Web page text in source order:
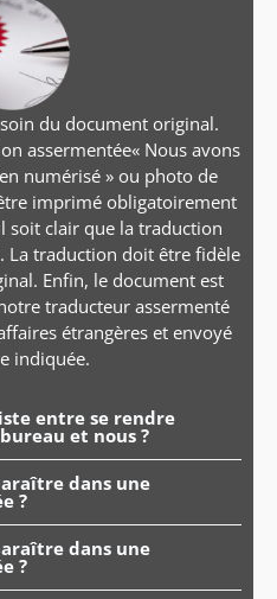
du document original.
assermentée« Nous avons
numérisé » ou photo de
imprimé obligatoirement
soit clair que la traduction
La traduction doit être fidèle
Enfin, le document est
traducteur assermenté
étrangères et envoyé
indiquée.
entre se rendre
et nous ?
dans une
?
dans une
?